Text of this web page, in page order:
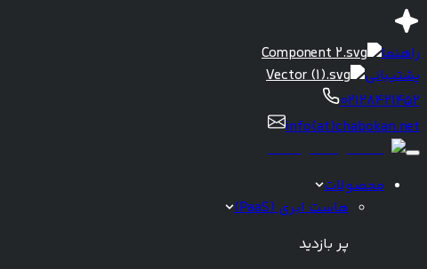
راهنما
پشتیبانی
02128421452
info(at)chabokan.net
محصولات
هاست ابری (PaaS)
پر بازدید